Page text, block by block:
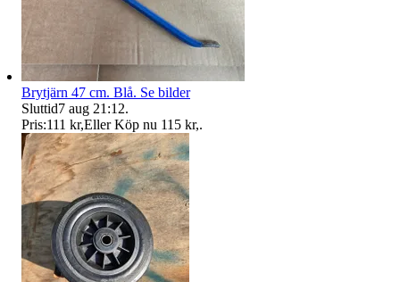
Brytjärn 47 cm. Blå. Se bilder
Sluttid7 aug 21:12.
Pris:111 kr,Eller Köp nu 115 kr,.